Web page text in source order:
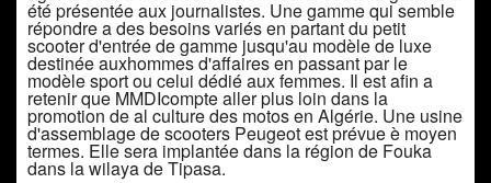
été présentée aux journalistes. Une gamme qui semble
répondre a des besoins variés en partant du petit
scooter d'entrée de gamme jusqu'au modèle de luxe
destinée auxhommes d'affaires en passant par le
modèle sport ou celui dédié aux femmes. Il est afin a
retenir que MMDIcompte aller plus loin dans la
promotion de al culture des motos en Algérie. Une usine
d'assemblage de scooters Peugeot est prévue è moyen
termes. Elle sera implantée dans la région de Fouka
dans la wilaya de Tipasa.